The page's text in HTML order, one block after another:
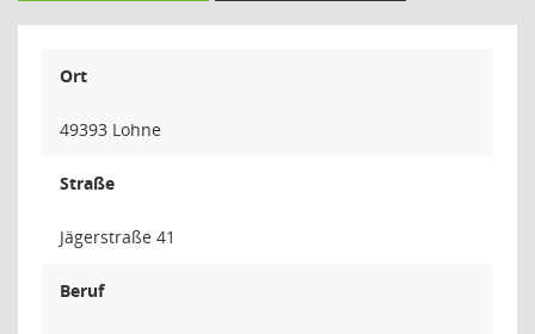
Ort
49393 Lohne
Straße
Jägerstraße 41
Beruf